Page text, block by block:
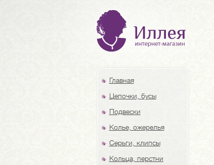
Главная
Цепочки, бусы
Подвески
Колье, ожерелья
Серьги, клипсы
Кольца, перстни